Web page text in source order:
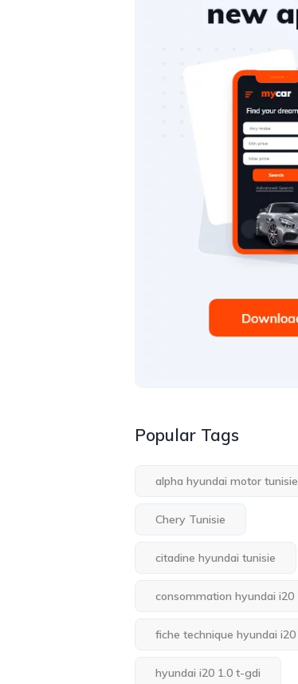
Popular Tags
alpha hyundai motor tunisie
Chery Tunisie
citadine hyundai tunisie
consommation hyundai i20
fiche technique hyundai i20
hyundai i20 1.0 t-gdi